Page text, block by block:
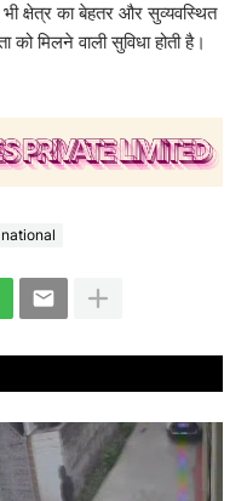
भी क्षेत्र का बेहतर और सुव्यवस्थित
मिलने वाली सुविधा होती है।
national